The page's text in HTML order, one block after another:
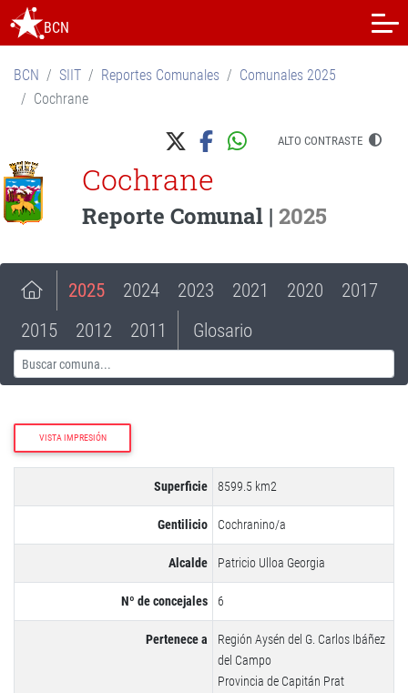
BCN
BCN SIIT Reportes Comunales
Comunales 2025
Cochrane
ALTO CONTRASTE
Cochrane
Reporte Comunal | 2025
2025 2024 2023 2021 2020
2017
2015
2012 2011 Glosario
VISTA IMPRESIÓN
Superficie 8599.5 km2
Gentilicio Cochranino/a
Alcalde Patricio Ulloa Georgia
Nº de concejales 6
Pertenece a
Región Aysén del G. Carlos Ibáñez
del Campo
Provincia de Capitán Prat